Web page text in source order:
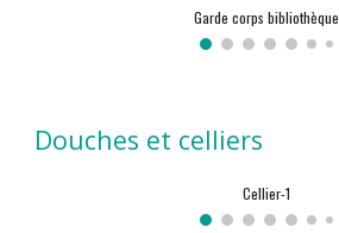
Garde corps bibliothèque
Douches et celliers
Cellier-1